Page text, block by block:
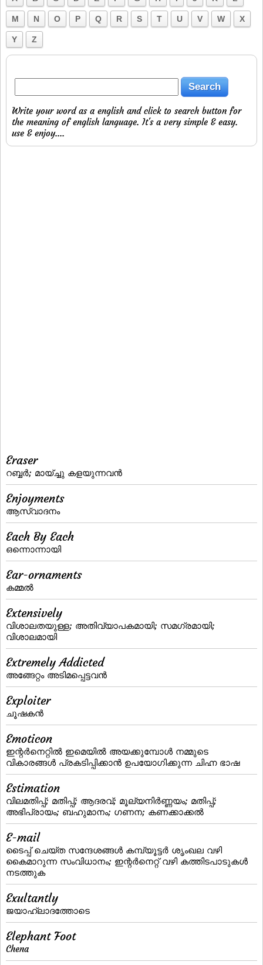
M N O P Q R S T U V W X
Y Z
Write your word as a english and click to search button for
the meaning of english language. It's a very simple & easy.
use & enjoy....
Eraser
റബ്ബര്‍; മായ്‌ച്ചു കളയുന്നവന്‍
Enjoyments
ആസ്വാദനം
Each By Each
ഒന്നൊന്നായി
Ear-ornaments
കമ്മല്‍
Extensively
വിശാലതയുള്ള; അതിവ്യാപകമായി; സമഗ്രമായി;
വിശാലമായി
Extremely Addicted
അങ്ങേറ്റം അടിമപ്പെട്ടവന്‍
Exploiter
ചൂഷകന്‍
Emoticon
ഇന്റര്‍നെറ്റില്‍ ഇമെയില്‍ അയക്കുമ്പോള്‍ നമ്മുടെ
വികാരങ്ങള്‍ പ്രകടിപ്പിക്കാന്‍ ഉപയോഗിക്കുന്ന ചിഹ്ന ഭാഷ
Estimation
വിലമതിപ്പ്‌; മതിപ്പ്‌; ആദരവ്‌; മൂല്യനിര്‍ണ്ണയം; മതിപ്പ്;
അഭിപ്രായം; ബഹുമാനം; ഗണന; കണക്കാക്കല്‍
E-mail
ടൈപ്പ്‌ ചെയ്‌ത സന്ദേശങ്ങള്‍ കമ്പ്യൂട്ടര്‍ ശൃംഖല വഴി
കൈമാറുന്ന സംവിധാനം; ഇന്റര്‍നെറ്റ്‌ വഴി കത്തിടപാടുകള്‍
നടത്തുക
Exultantly
ജയാഹ്ലാദത്തോടെ
Elephant Foot
Chena